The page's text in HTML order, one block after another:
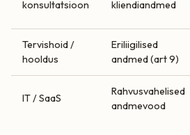
konsultatsioon
kliendiandmed
Tervishoid /
hooldus
Eriliigilised
andmed (art 9)
IT / SaaS
Rahvusvahelised
andmevood